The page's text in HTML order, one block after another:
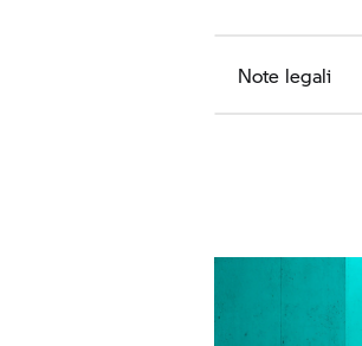
Note legali